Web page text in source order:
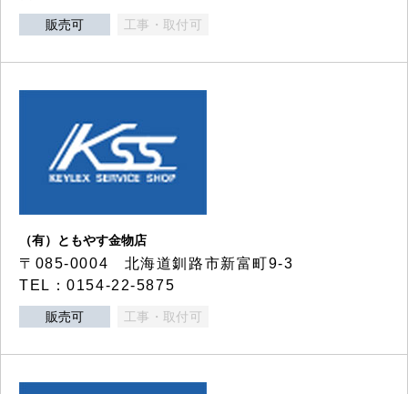
販売可 工事・取付可
（有）ともやす金物店
〒085-0004 北海道釧路市新富町9-3
TEL：0154-22-5875
販売可 工事・取付可